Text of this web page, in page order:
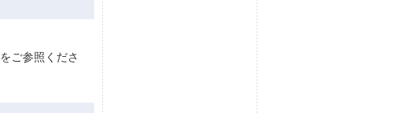
をご参照くださ